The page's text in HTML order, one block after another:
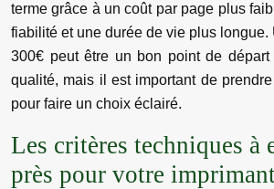
terme grâce à un coût par page plus
fiabilité et une durée de vie plus
300€ peut être un bon point de
qualité, mais il est important de
pour faire un choix éclairé.
Les critères techniques à
près pour votre